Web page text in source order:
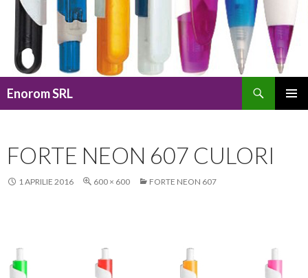
Enorom SRL
FORTE NEON 607 CULORI
1 APRILIE 2016 600 × 600 FORTE NEON 607